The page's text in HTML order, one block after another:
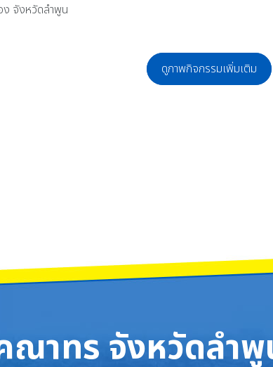
ง จังหวัดลำพูน
ดูภาพกิจกรรมเพิ่มเติม
าลักษณ์พระบาทสมเด็จพระบรมชนกาธิเบศร มหาภูมิพลอดุลยเดช
งหวัดลำพูน จัดกิจกรรม เสริมขวัญ สร้างกำลังใจ นักเรียนชั้นมัธยมศึ
ณาทร จังหวัดลำ